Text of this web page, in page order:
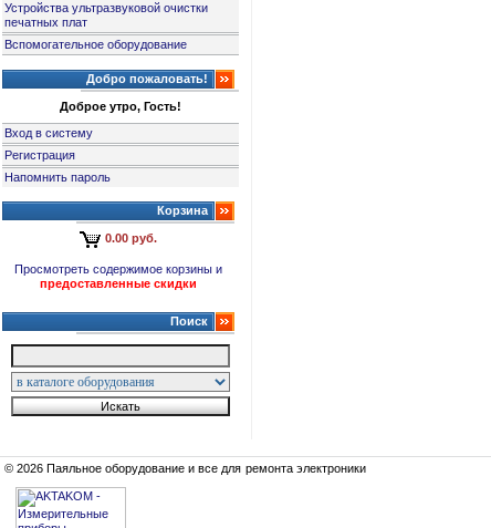
Устройства ультразвуковой очистки
печатных плат
Вспомогательное оборудование
Добро пожаловать!
Доброе утро, Гость!
Вход в систему
Регистрация
Напомнить пароль
Корзина
0.00 руб.
Просмотреть содержимое корзины и
предоставленные скидки
Поиск
© 2026 Паяльное оборудование и все для ремонта электроники